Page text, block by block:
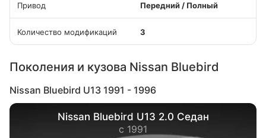
Привод Передний / Полный
Количество модификаций 3
Поколения и кузова Nissan Bluebird
Nissan Bluebird U13 1991 - 1996
Nissan Bluebird U13 2.0 Седан
с 1991